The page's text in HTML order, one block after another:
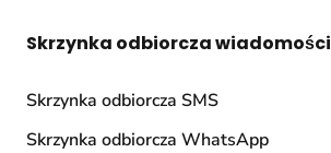
Skrzynka odbiorcza wiadomości
Skrzynka odbiorcza SMS
Skrzynka odbiorcza WhatsApp